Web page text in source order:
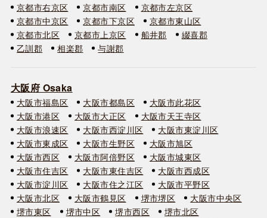
京都市右京区
京都市南区
京都市左京区
京都市中京区
京都市下京区
京都市東山区
京都市北区
京都市上京区 船井郡
綴喜郡
乙訓郡
相楽郡 与謝郡
大阪府 Osaka
大阪市福島区 大阪市都島区
大阪市此花区
大阪市港区
大阪市大正区
大阪市天王寺区
大阪市浪速区
大阪市西淀川区
大阪市東淀川区
大阪市東成区
大阪市生野区
大阪市旭区
大阪市西区
大阪市阿倍野区
大阪市城東区
大阪市住吉区
大阪市東住吉区
大阪市西成区
大阪市淀川区
大阪市住之江区
大阪市平野区
大阪市北区
大阪市鶴見区 堺市堺区
大阪市中央区
堺市東区
堺市中区 堺市西区
堺市北区